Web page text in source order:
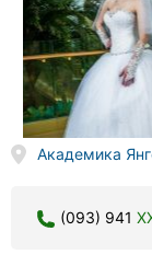
Академика
(093) 941